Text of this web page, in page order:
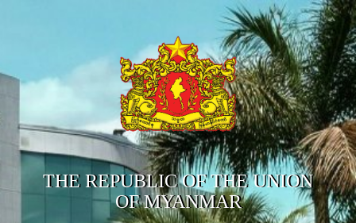
THE REPUBLIC OF THE UNION
OF MYANMAR